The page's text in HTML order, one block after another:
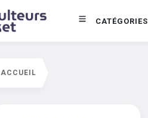
CATÉGORIES
ACCUEIL